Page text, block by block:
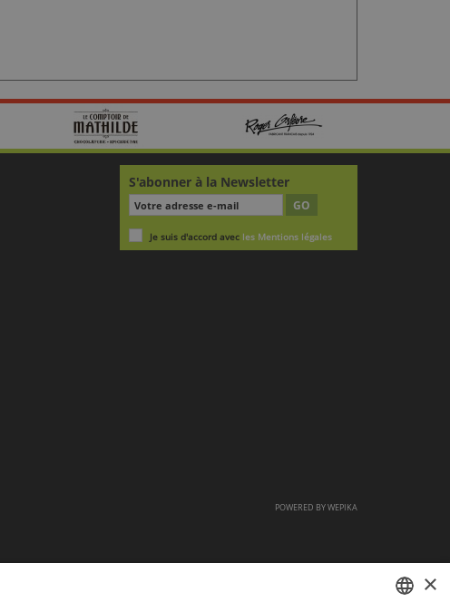
S'abonner à la Newsletter
GO
Je suis d'accord avec les Mentions légales
POWERED BYWEPIKA
×